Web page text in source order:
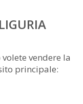
vendere la
principale: